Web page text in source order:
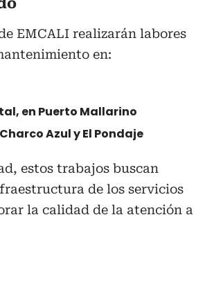
EMCALI realizarán labores
en:
en Puerto Mallarino
Azul y El Pondaje
estos trabajos buscan
de los servicios
la calidad de la atención a